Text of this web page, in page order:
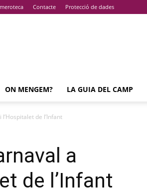
Contacte Protecció de dades
ON MENGEM? LA GUIA DEL CAMP
de l’Infant
a
de l’Infant